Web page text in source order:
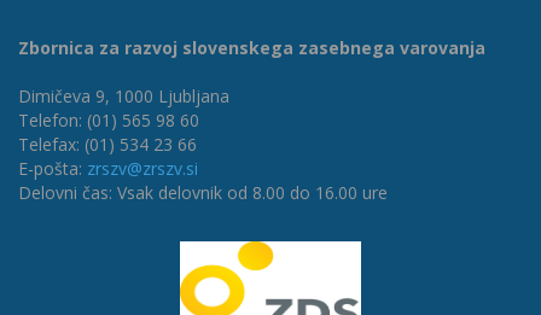
Zbornica za razvoj slovenskega zasebnega varovanja
Dimičeva 9, 1000 Ljubljana
Telefon: (01) 565 98 60
Telefax: (01) 534 23 66
E-pošta: zrszv@zrszv.si
Delovni čas: Vsak delovnik od 8.00 do 16.00 ure